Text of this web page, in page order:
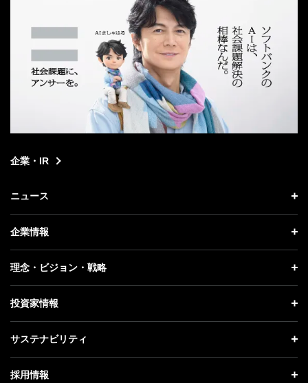
企業・IR
ニュース
ニュース トップ
プレスリリース
更新情報
記者説明会
企業情報
企業情報 トップ
社長メッセージ
事業紹介
ガバナンス
理念・ビジョン・戦略
理念・ビジョン・戦略 トップ
成長戦略「Activate AI for Society」
投資家情報
投資家情報 トップ
経営方針
サステナビリティ
サステナビリティ トップ
採用情報